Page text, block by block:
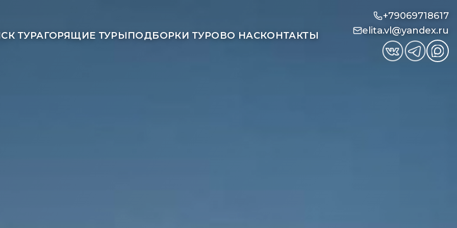
ТУРАГОРЯЩИЕ ТУРЫПОДБОРКИ ТУРОВО НАСКОНТАКТЫ
+79069718617
elita.vl@yandex.ru